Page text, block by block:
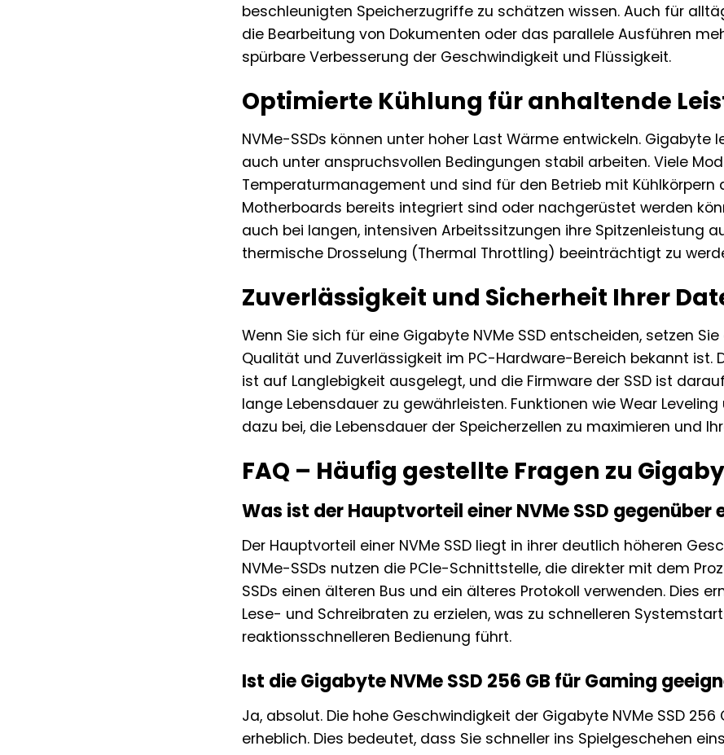
beschleunigten Speicherzugriffe zu schätzen wissen. Auch für
die Bearbeitung von Dokumenten oder das parallele Ausführen
spürbare Verbesserung der Geschwindigkeit und Flüssigkeit.
Optimierte Kühlung für anhaltende
NVMe-SSDs können unter hoher Last Wärme entwickeln.
auch unter anspruchsvollen Bedingungen stabil arbeiten. Viele
Temperaturmanagement und sind für den Betrieb mit
Motherboards bereits integriert sind oder nachgerüstet werden
auch bei langen, intensiven Arbeitssitzungen ihre Spitzenleistung
thermische Drosselung (Thermal Throttling) beeinträchtigt zu
Zuverlässigkeit und Sicherheit Ihrer
Wenn Sie sich für eine Gigabyte NVMe SSD entscheiden, setzen
Qualität und Zuverlässigkeit im PC-Hardware-Bereich bekannt ist.
ist auf Langlebigkeit ausgelegt, und die Firmware der SSD ist
lange Lebensdauer zu gewährleisten. Funktionen wie Wear
dazu bei, die Lebensdauer der Speicherzellen zu maximieren und
FAQ – Häufig gestellte Fragen zu
Was ist der Hauptvorteil einer NVMe SSD gegenüber
Der Hauptvorteil einer NVMe SSD liegt in ihrer deutlich höheren
NVMe-SSDs nutzen die PCIe-Schnittstelle, die direkter mit dem
SSDs einen älteren Bus und ein älteres Protokoll verwenden. Dies
Lese- und Schreibraten zu erzielen, was zu schnelleren
reaktionsschnelleren Bedienung führt.
Ist die Gigabyte NVMe SSD 256 GB für Gaming
Ja, absolut. Die hohe Geschwindigkeit der Gigabyte NVMe SSD 256
erheblich. Dies bedeutet, dass Sie schneller ins Spielgeschehen